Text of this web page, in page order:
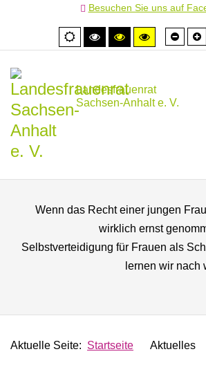
Besuchen Sie uns auf
Normale
Ansicht
Hoher
Kontrast
Hoher
Kontrast
Hoher
Kontrast
Landesfrauenrat
Sachsen-Anhalt e. V.
Wenn das Recht einer jungen
wirklich ernst
Selbstverteidigung für Frauen als
lernen wir nach
Aktuelle Seite: Startseite Aktuelles